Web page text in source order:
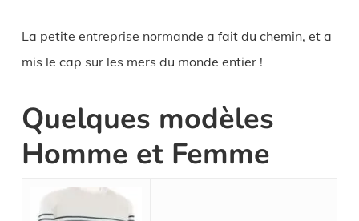
La petite entreprise normande a fait du chemin, et a
mis le cap sur les mers du monde entier !
Quelques modèles
Homme et Femme